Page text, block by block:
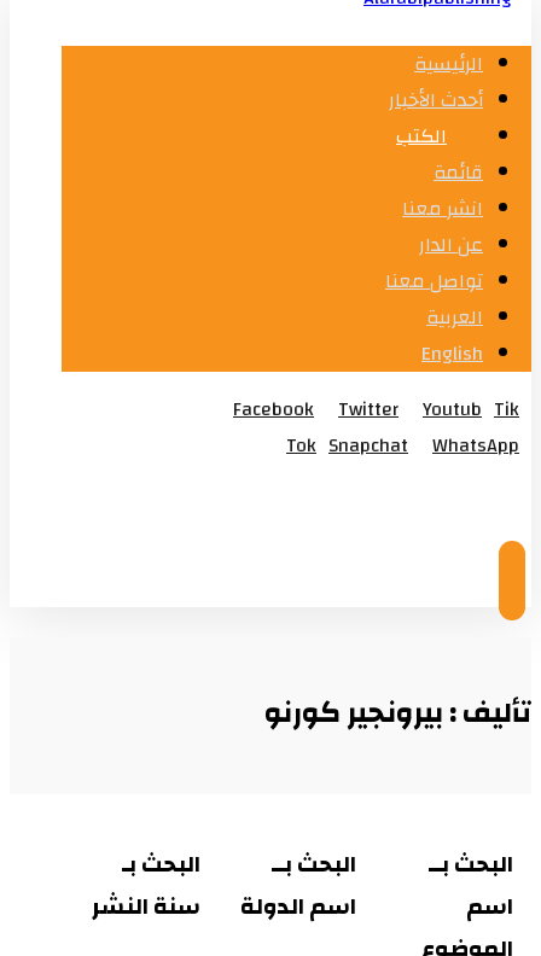
الرئيسية
أحدث الأخبار
الكتب
قائمة
انشر معنا
عن الدار
تواصل معنا
العربية
English
Facebook
Twitter Youtub Tik
Tok Snapchat
WhatsApp
تأليف : بيرونجير كورنو
البحث بــ
اسم
البحث بــ
اسم الدولة
البحث بـ
سنة النشر